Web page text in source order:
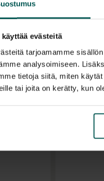
evästeitä
tarjoamamme
analysoimiseen.
tietoja siitä, miten
tai joita on kerätty, kun